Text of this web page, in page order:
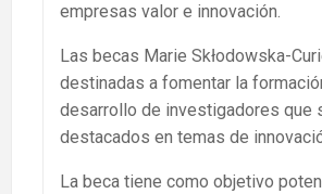
empresas valor e innovación.
Las becas Marie Skłodowska-
destinadas a fomentar la
desarrollo de investigadores que
destacados en temas de
La beca tiene como objetivo